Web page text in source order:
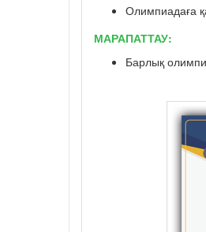
Олимпиадаға
МАРАПАТТАУ:
Барлық